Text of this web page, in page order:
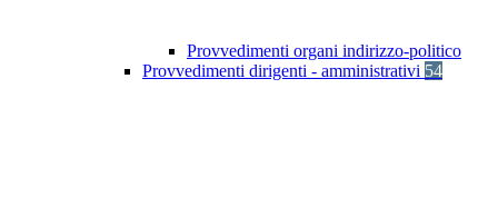
Provvedimenti organi indirizzo-politico
Provvedimenti dirigenti - amministrativi 54